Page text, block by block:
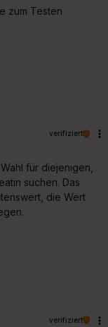
zum Testen
verifiziert
für diejenigen,
suchen. Das
die Wert
verifiziert